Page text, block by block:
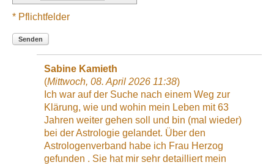
* Pflichtfelder
Senden
Sabine Kamieth
(Mittwoch, 08. April 2026 11:38)
Ich war auf der Suche nach einem Weg zur
Klärung, wie und wohin mein Leben mit 63
Jahren weiter gehen soll und bin (mal wieder)
bei der Astrologie gelandet. Über den
Astrologenverband habe ich Frau Herzog
gefunden . Sie hat mir sehr detailliert mein